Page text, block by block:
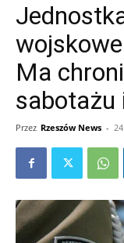
Ma
sabotażu
Przez Rzeszów News -